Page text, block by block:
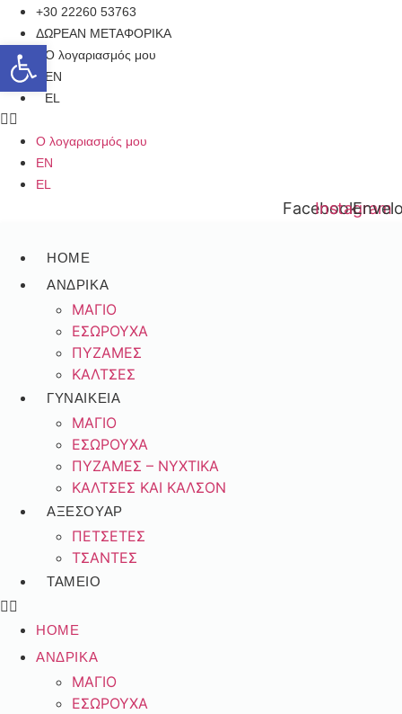
Μετάβαση
στο
σύνδεσμο
Περιεχομένου
+30 22260 53763
ΔΩΡΕΑΝ ΜΕΤΑΦΟΡΙΚΑ
Ο λογαριασμός μου
EN
EL
Ο λογαριασμός μου
EN
EL
Facebook
Instagram
HOME
ΑΝΔΡΙΚΑ
ΜΑΓΙΟ
ΕΣΩΡΟΥΧΑ
ΠΥΖΑΜΕΣ
ΚΑΛΤΣΕΣ
ΓΥΝΑΙΚΕΙΑ
ΜΑΓΙΟ
ΕΣΩΡΟΥΧΑ
ΠΥΖΑΜΕΣ – ΝΥΧΤΙΚΑ
ΚΑΛΤΣΕΣ ΚΑΙ ΚΑΛΣΟΝ
ΑΞΕΣΟΥΑΡ
ΠΕΤΣΕΤΕΣ
ΤΣΑΝΤΕΣ
ΤΑΜΕΊΟ
HOME
ΑΝΔΡΙΚΑ
ΜΑΓΙΟ
ΕΣΩΡΟΥΧΑ
Ανοίξτε τη γραμμή εργαλείων